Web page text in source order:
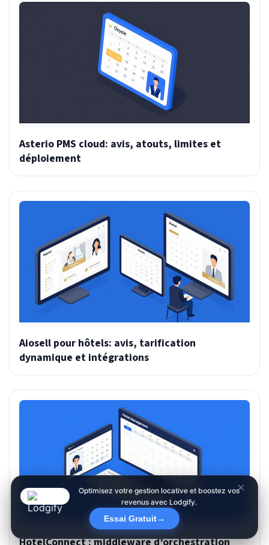
Optimisez votre gestion locative et boostez vos
revenus avec Lodgify.
Essai Gratuit→
×
Asterio PMS cloud: avis, atouts, limites et
déploiement
Aiosell pour hôtels: avis, tarification
dynamique et intégrations